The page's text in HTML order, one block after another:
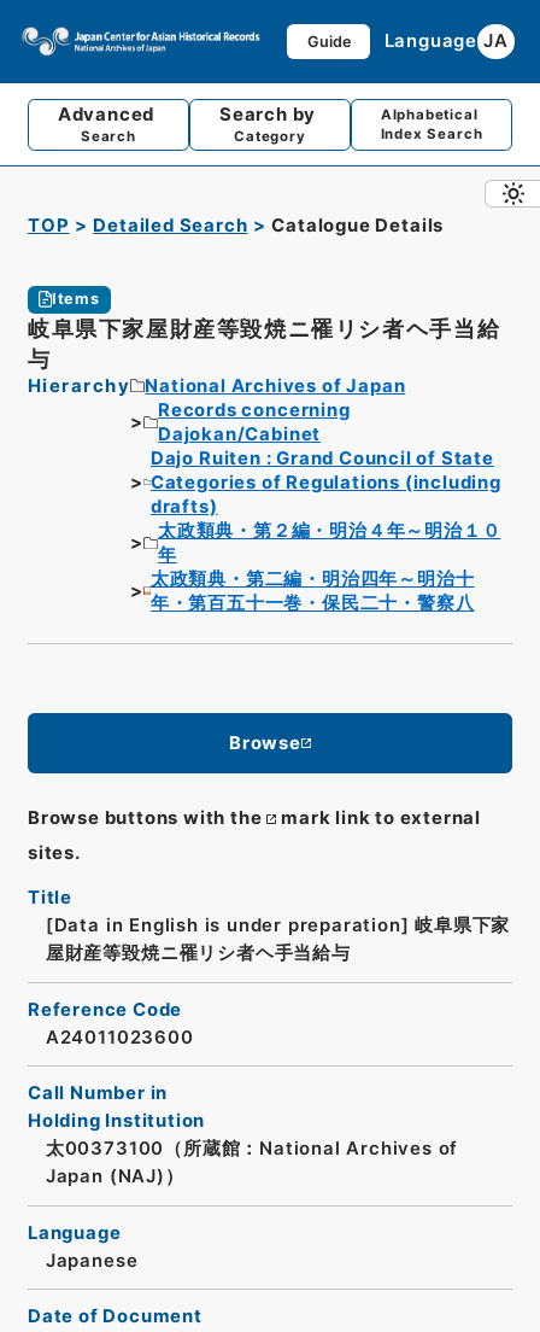
Guide Language JA
Advanced
Search
Search by
Category
Alphabetical
Index Search
TOP Detailed Search Catalogue Details
Items
岐阜県下家屋財産等毀焼ニ罹リシ者ヘ手当給
与
Hierarchy
National Archives of Japan
Records concerning
Dajokan/Cabinet
Dajo Ruiten : Grand Council of State
Categories of Regulations (including
drafts)
太政類典・第２編・明治４年～明治１０
年
太政類典・第二編・明治四年～明治十
年・第百五十一巻・保民二十・警察八
Browse
Browse buttons with the
mark link to external
sites.
Title
[Data in English is under preparation] 岐阜県下家
屋財産等毀焼ニ罹リシ者ヘ手当給与
Reference Code
A24011023600
Call Number in
Holding Institution
太00373100（所蔵館：National Archives of
Japan (NAJ)）
Language
Japanese
Date of Document